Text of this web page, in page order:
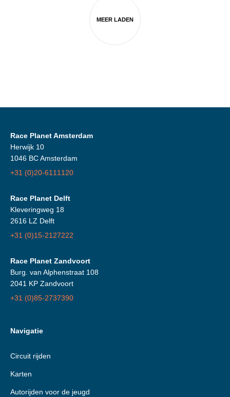
MEER LADEN
Race Planet Amsterdam
Herwijk 10
1046 BC Amsterdam
+31 (0)20-6111120
Race Planet Delft
Kleveringweg 18
2616 LZ Delft
+31 (0)15-2127222
Race Planet Zandvoort
Burg. van Alphenstraat 108
2041 KP Zandvoort
+31 (0)85-2737390
Navigatie
Circuit rijden
Karten
Autorijden voor de jeugd